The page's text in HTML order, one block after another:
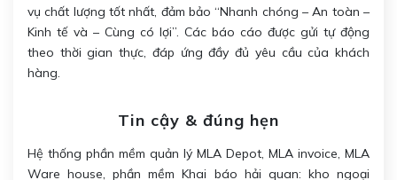
vụ chất lượng tốt nhất, đảm bảo “Nhanh chóng – An toàn –
Kinh tế và – Cùng có lợi”. Các báo cáo được gửi tự động
theo thời gian thực, đáp ứng đầy đủ yêu cầu của khách
hàng.
Tin cậy & đúng hẹn
Hệ thống phần mềm quản lý MLA Depot, MLA invoice, MLA
Ware house, phần mềm Khai báo hải quan: kho ngoại